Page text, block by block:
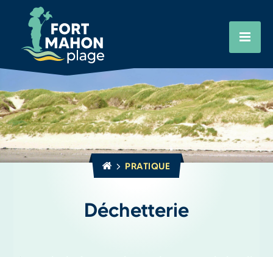
contenu
principal
PRATIQUE
Déchetterie
Cookies management panel